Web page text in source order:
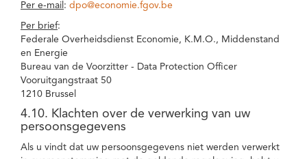
Per e-mail : dpo@economie.fgov.be
Per brief:
Federale Overheidsdienst Economie, K.M.O., Middenstand
en Energie
Bureau van de Voorzitter - Data Protection Officer
Vooruitgangstraat 50
1210 Brussel
4.10. Klachten over de verwerking van uw
persoonsgegevens
Als u vindt dat uw persoonsgegevens niet werden verwerkt